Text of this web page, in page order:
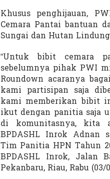
Khusus penghijauan,
Cemara Pantai bantuan
Sungai dan Hutan
“Untuk bibit cemara
sebelumnya pihak PWI
Roundown acaranya
kami partisipan saja
kami memberikan bibit
ikut dengan panitia saja
di komunitasnya, kita
BPDASHL Inrok Adnan
Tim Panitia HPN Tahun
BPDASHL Inrok, Jalan
Pekanbaru, Riau, Rabu (03/